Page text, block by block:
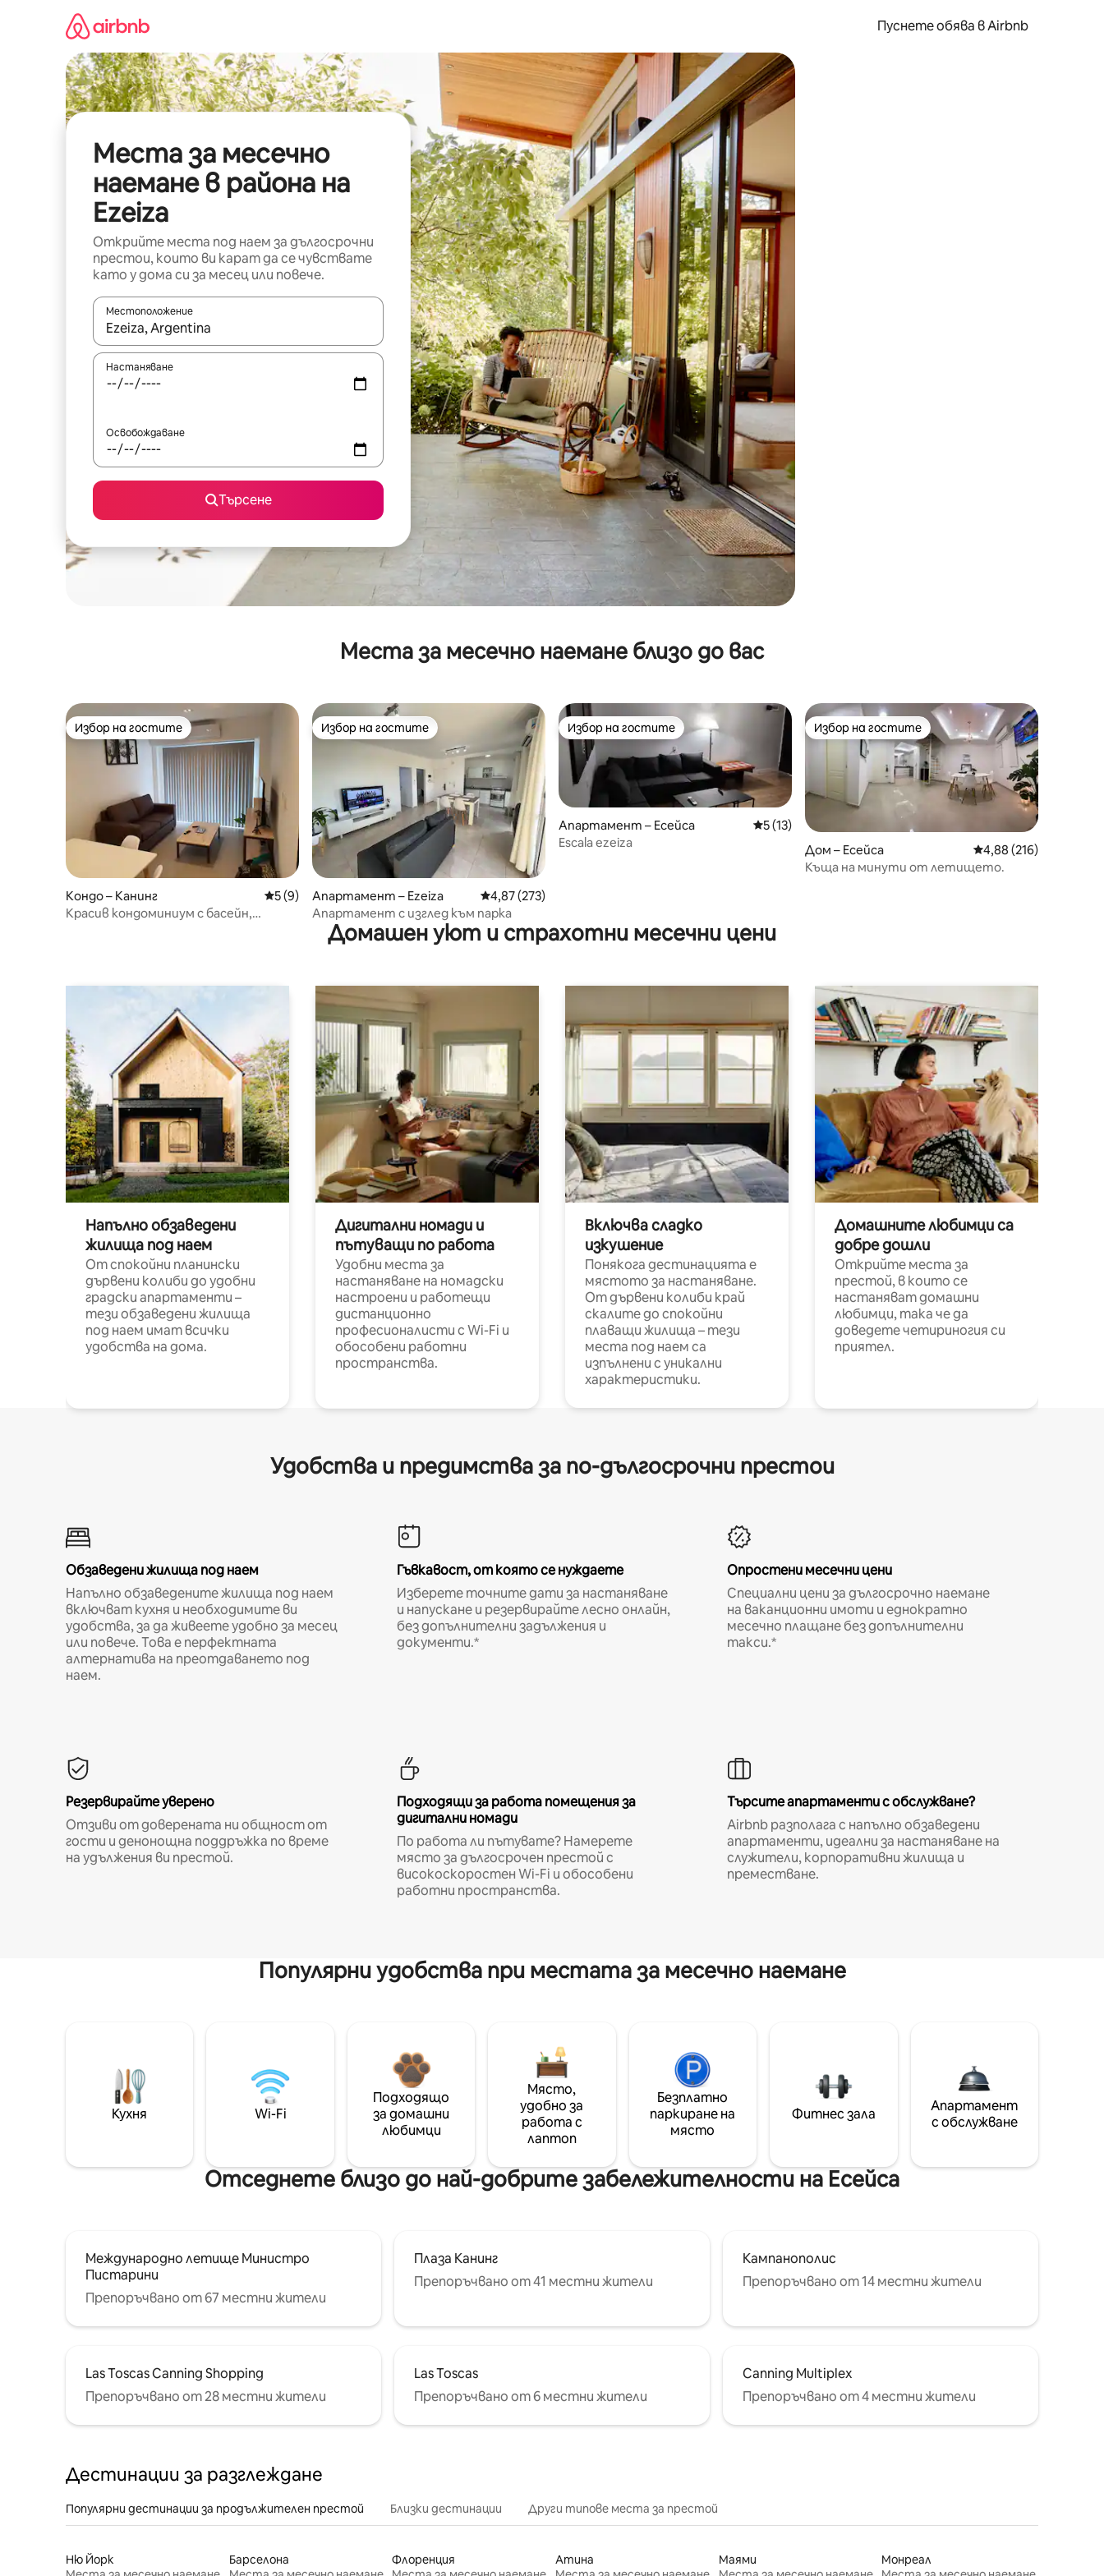
съдържанието
Пуснете обява в Airbnb
Места за месечно
наемане в района на
Ezeiza
Открийте места под наем за дългосрочни
престои, които ви карат да се чувствате
като у дома си за месец или повече.
Местоположение
Когато резултатите се покажат, използвайте клавишите със стрелки нагоре и надолу или навигирайте с докосване или плъзгане.
Настаняване
Освобождаване
Търсене
Места за месечно наемане близо до вас
Избор на гостите
Избор на гостите
Кондо – Канинг Средна оценка: 5 от 5, 9 отзива
5 (9)
Красив кондоминиум с басейн,
Избор на гостите
Избор на гостите
Апартамент – Ezeiza Средна оценка: 4,87 от 5, 273 отзива
4,87 (273)
Апартамент с изглед към парка
Избор на гостите
Избор на гостите
Апартамент – Есейса Средна оценка: 5 от 5, 13 отзива
5 (13)
Escala ezeiza
Избор на гостите
Избор на гостите
Дом – Есейса Средна оценка: 4,88
4,88 (216)
Къща на минути от летището.
Домашен уют и страхотни месечни цени
Напълно обзаведени
жилища под наем
От спокойни планински
дървени колиби до удобни
градски апартаменти –
тези обзаведени жилища
под наем имат всички
удобства на дома.
Дигитални номади и
пътуващи по работа
Удобни места за
настаняване на номадски
настроени и работещи
дистанционно
професионалисти с Wi-Fi и
обособени работни
пространства.
Включва сладко
изкушение
Понякога дестинацията е
мястото за настаняване.
От дървени колиби край
скалите до спокойни
плаващи жилища – тези
места под наем са
изпълнени с уникални
характеристики.
Домашните любимци са
добре дошли
Открийте места за
престой, в които се
настаняват домашни
любимци, така че да
доведете четириногия си
приятел.
Удобства и предимства за по-дългосрочни престои
Обзаведени жилища под наем
Напълно обзаведените жилища под наем
включват кухня и необходимите ви
удобства, за да живеете удобно за месец
или повече. Това е перфектната
алтернатива на преотдаването под
наем.
Гъвкавост, от която се нуждаете
Изберете точните дати за настаняване
и напускане и резервирайте лесно онлайн,
без допълнителни задължения и
документи.*
Опростени месечни цени
Специални цени за дългосрочно наемане
на ваканционни имоти и еднократно
месечно плащане без допълнителни
такси.*
Резервирайте уверено
Отзиви от доверената ни общност от
гости и денонощна поддръжка по време
на удължения ви престой.
Подходящи за работа помещения за
дигитални номади
По работа ли пътувате? Намерете
място за дългосрочен престой с
високоскоростен Wi-Fi и обособени
работни пространства.
Търсите апартаменти с обслужване?
Airbnb разполага с напълно обзаведени
апартаменти, идеални за настаняване на
служители, корпоративни жилища и
преместване.
Популярни удобства при местата за месечно наемане
Кухня Wi-Fi
Подходящо
за домашни
любимци
Място,
удобно за
работа с
лаптоп
Безплатно
паркиране на
място
Фитнес зала
Апартамент
с обслужване
Отседнете близо до най-добрите забележителности на Есейса
Международно летище Министро
Пистарини
Препоръчвано от 67 местни жители
Плаза Канинг
Препоръчвано от 41 местни жители
Кампанополис
Препоръчвано от 14 местни жители
Las Toscas Canning Shopping
Препоръчвано от 28 местни жители
Las Toscas
Препоръчвано от 6 местни жители
Canning Multiplex
Препоръчвано от 4 местни жители
Дестинации за разглеждане
Популярни дестинации за продължителен престой Близки дестинации Други типове места за престой
Ню Йорк
Барселона
Флоренция
Атина
Маями
Монреал